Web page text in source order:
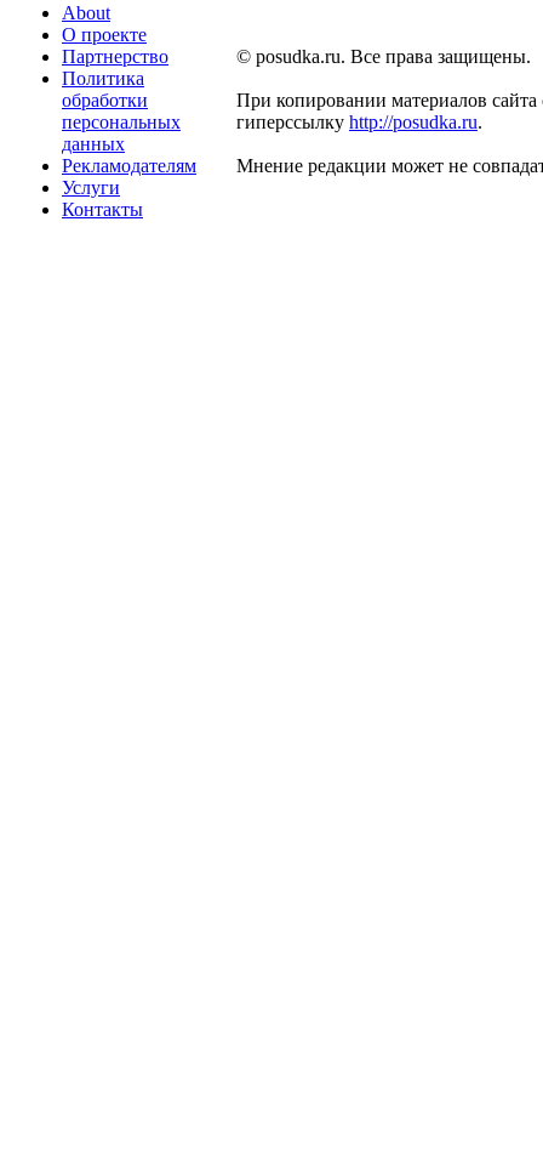
About
О проекте
Партнерство
Политика
обработки
персональных
данных
Рекламодателям
Услуги
Контакты
© posudka.ru. Все права защищены.
При копировании материалов сайта
гиперссылку http://posudka.ru.
Мнение редакции может не